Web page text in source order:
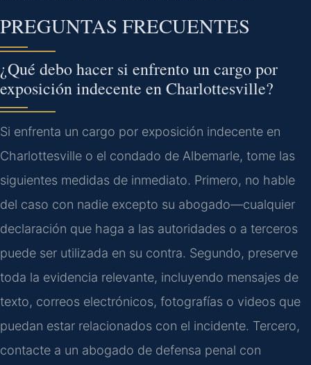
PREGUNTAS FRECUENTES
¿Qué debo hacer si enfrento un cargo por
exposición indecente en Charlottesville?
Si enfrenta un cargo por exposición indecente en
Charlottesville o el condado de Albemarle, tome las
siguientes medidas de inmediato. Primero, no hable
del caso con nadie excepto su abogado—cualquier
declaración que haga a las autoridades o a terceros
puede ser utilizada en su contra. Segundo, preserve
toda la evidencia relevante, incluyendo mensajes de
texto, correos electrónicos, fotografías o videos que
puedan estar relacionados con el incidente. Tercero,
contacte a un abogado de defensa penal con